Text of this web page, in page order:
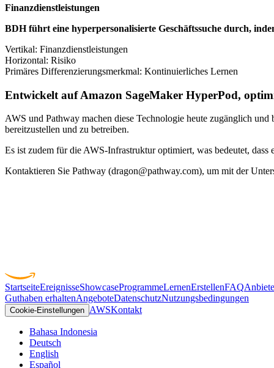
Finanzdienstleistungen
BDH führt eine hyperpersonalisierte Geschäftssuche durch,
Vertikal: Finanzdienstleistungen
Horizontal: Risiko
Primäres Differenzierungsmerkmal: Kontinuierliches Lernen
Entwickelt auf Amazon SageMaker HyperPod,
AWS und Pathway machen diese Technologie heute zugänglich
bereitzustellen und zu betreiben.
Es ist zudem für die AWS-Infrastruktur optimiert, was bedeutet,
Kontaktieren Sie Pathway (dragon@pathway.com), um mit der
StartseiteEreignisseShowcaseProgrammeLernenErstellenFAQ
Guthaben erhaltenAngeboteDatenschutzNutzungsbedingungen
Cookie-Einstellungen AWSKontakt
Bahasa Indonesia
Deutsch
English
Español